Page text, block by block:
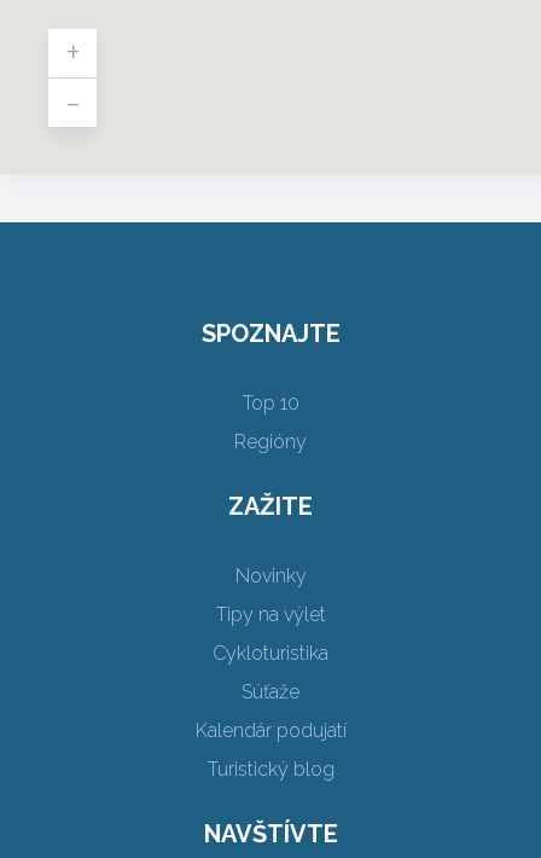
+
-
SPOZNAJTE
Top 10
Regióny
ZAŽITE
Novinky
Tipy na výlet
Cykloturistika
Súťaže
Kalendár podujatí
Turistický blog
NAVŠTÍVTE